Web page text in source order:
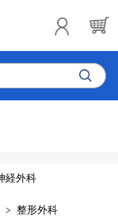
経外科
整形外科